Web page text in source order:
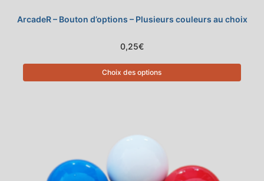
ArcadeR – Bouton d’options – Plusieurs couleurs au choix
0,25€
Choix des options